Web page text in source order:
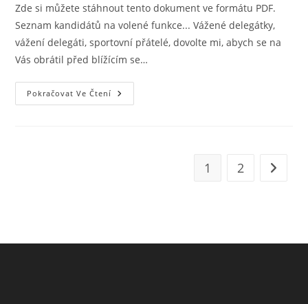
Zde si můžete stáhnout tento dokument ve formátu PDF.
Seznam kandidátů na volené funkce... Vážené delegátky,
vážení delegáti, sportovní přátelé, dovolte mi, abych se na
Vás obrátil před blížícím se…
Pokračovat Ve Čtení
1 2